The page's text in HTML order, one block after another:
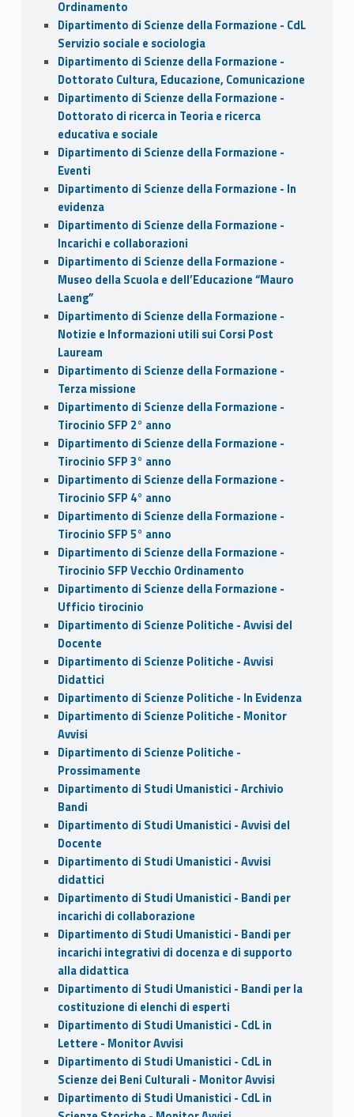
Ordinamento
Dipartimento di Scienze della Formazione - CdL
Servizio sociale e sociologia
Dipartimento di Scienze della Formazione -
Dottorato Cultura, Educazione, Comunicazione
Dipartimento di Scienze della Formazione -
Dottorato di ricerca in Teoria e ricerca
educativa e sociale
Dipartimento di Scienze della Formazione -
Eventi
Dipartimento di Scienze della Formazione - In
evidenza
Dipartimento di Scienze della Formazione -
Incarichi e collaborazioni
Dipartimento di Scienze della Formazione -
Museo della Scuola e dell’Educazione “Mauro
Laeng”
Dipartimento di Scienze della Formazione -
Notizie e Informazioni utili sui Corsi Post
Lauream
Dipartimento di Scienze della Formazione -
Terza missione
Dipartimento di Scienze della Formazione -
Tirocinio SFP 2° anno
Dipartimento di Scienze della Formazione -
Tirocinio SFP 3° anno
Dipartimento di Scienze della Formazione -
Tirocinio SFP 4° anno
Dipartimento di Scienze della Formazione -
Tirocinio SFP 5° anno
Dipartimento di Scienze della Formazione -
Tirocinio SFP Vecchio Ordinamento
Dipartimento di Scienze della Formazione -
Ufficio tirocinio
Dipartimento di Scienze Politiche - Avvisi del
Docente
Dipartimento di Scienze Politiche - Avvisi
Didattici
Dipartimento di Scienze Politiche - In Evidenza
Dipartimento di Scienze Politiche - Monitor
Avvisi
Dipartimento di Scienze Politiche -
Prossimamente
Dipartimento di Studi Umanistici - Archivio
Bandi
Dipartimento di Studi Umanistici - Avvisi del
Docente
Dipartimento di Studi Umanistici - Avvisi
didattici
Dipartimento di Studi Umanistici - Bandi per
incarichi di collaborazione
Dipartimento di Studi Umanistici - Bandi per
incarichi integrativi di docenza e di supporto
alla didattica
Dipartimento di Studi Umanistici - Bandi per la
costituzione di elenchi di esperti
Dipartimento di Studi Umanistici - CdL in
Lettere - Monitor Avvisi
Dipartimento di Studi Umanistici - CdL in
Scienze dei Beni Culturali - Monitor Avvisi
Dipartimento di Studi Umanistici - CdL in